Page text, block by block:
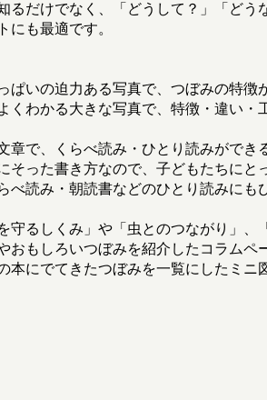
るだけでなく、「どうして？」「ど
にも最適です。
ぱいの迫力ある写真で、つぼみの特徴
くわかる大きな写真で、特徴・違い・
章で、くらべ読み・ひとり読みができ
そった書き方なので、子どもたちにと
べ読み・朝読書などのひとり読みにも
守るしくみ」や「虫とのつながり」
おもしろいつぼみを紹介したコラムペ
本にでてきたつぼみを一覧にしたミニ